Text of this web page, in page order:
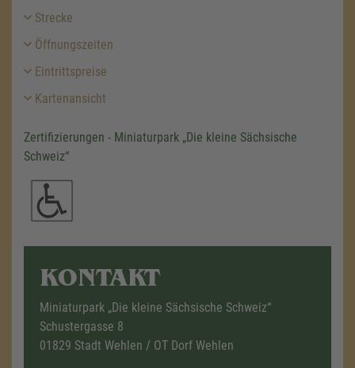
Strecke
Öffnungszeiten
Eintrittspreise
Kartenansicht
Zertifizierungen - Miniaturpark „Die kleine Sächsische
Schweiz“
KONTAKT
Miniaturpark „Die kleine Sächsische Schweiz“
Schustergasse 8
01829 Stadt Wehlen / OT Dorf Wehlen